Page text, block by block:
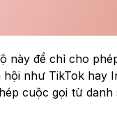
này để chỉ cho
như TikTok hay
cuộc gọi từ